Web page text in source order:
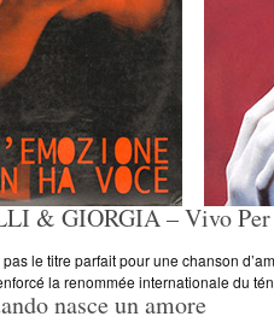
& GIORGIA – Vivo
pas le titre parfait pour une chanson
la renommée internationale du
nasce un amore